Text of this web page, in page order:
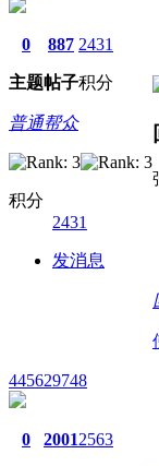
0
主题
887
帖子
2431
积分
普通帮众
积分
2431
发消息
445629748
0 20012563